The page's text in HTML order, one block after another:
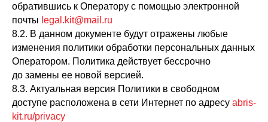
обратившись к Оператору с помощью электронной
почты legal.kit@mail.ru
8.2. В данном документе будут отражены любые
изменения политики обработки персональных данных
Оператором. Политика действует бессрочно
до замены ее новой версией.
8.3. Актуальная версия Политики в свободном
доступе расположена в сети Интернет по адресу abris-
kit.ru/privacy